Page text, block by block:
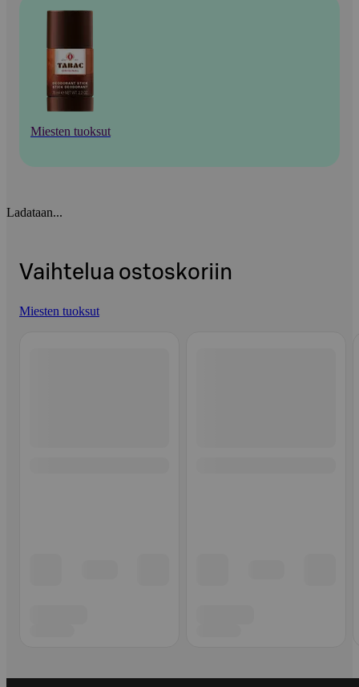
Miesten tuoksut
Ladataan...
Vaihtelua ostoskoriin
Miesten tuoksut